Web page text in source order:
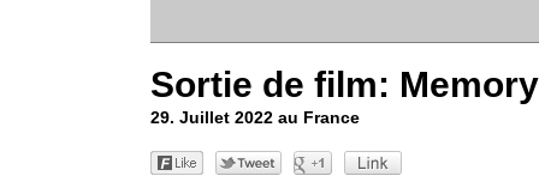
Sortie de film: Memory
29. Juillet 2022 au France